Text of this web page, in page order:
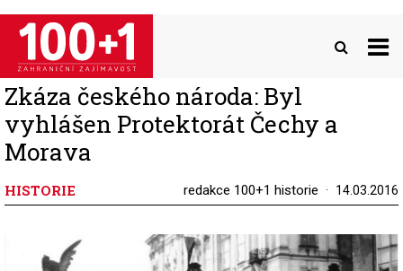
Přejít
hlavnímu
obsahu
Zkáza českého národa: Byl
vyhlášen Protektorát Čechy a
Morava
HISTORIE redakce 100+1 historie 14.03.2016